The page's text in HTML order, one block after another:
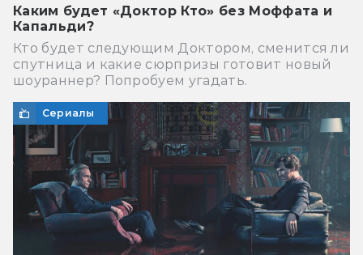
Каким будет «Доктор Кто» без Моффата и
Капальди?
Кто будет следующим Доктором, сменится ли
спутница и какие сюрпризы готовит новый
шоураннер? Попробуем угадать.
Сериалы